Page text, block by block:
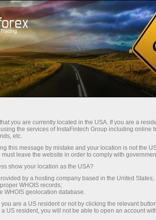
счёт Торговые платформы
Инвесторам Партнерам
you are currently located in the USA. If you are a
the services of InstaFintech Group including online
etc.
this message by mistake and your location is not the
leave the website in order to comply with
show your location as the USA?
by a hosting company based in the United States;
WHOIS records;
WHOIS geolocation database.
are a US resident or not by clicking the relevant
US resident, you will not be able to open an account